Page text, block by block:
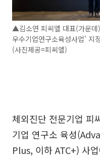
▲김소연 피씨엘 대표(가운
우수기업연구소육성사업' 지
(사진제공=피씨엘)
체외진단 전문기업 피
기업 연구소 육성
Plus, 이하 ATC+) 사